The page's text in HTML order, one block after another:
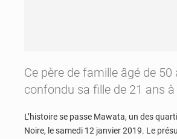
Ce père de famille âgé de
confondu sa fille de 21 ans
L’histoire se passe Mawata, un des
Noire, le samedi 12 janvier 2019. Le